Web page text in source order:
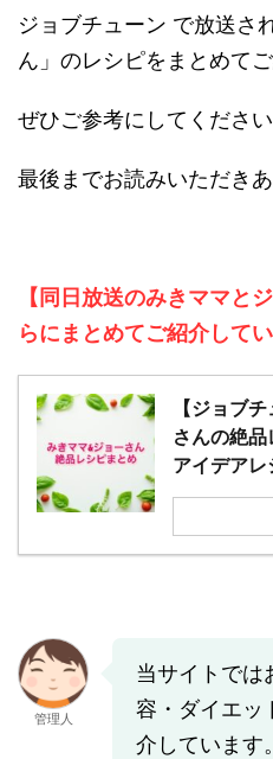
ジョブチューン で放送さ
ん」のレシピをまとめて
ぜひご参考にしてください
最後までお読みいただき
【同日放送のみきママと
らにまとめてご紹介してい
【ジョブ
さんの絶
アイデア
管理人
当サイトでは
容・ダイエッ
介しています。